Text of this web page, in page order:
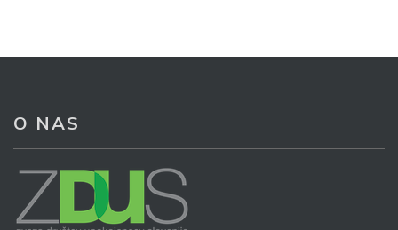
O NASS prijavo dovoljujem, da podjetje ZDUS moje osebne
podatke obdeluje z namenom prejemanja e-novic
Prijava